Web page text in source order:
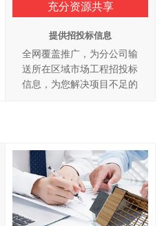
充分资源共享
提供招投标信息
全网覆盖推广，为分公司输
送所在区域市场工程招投标
信息，为您解决项目不足的